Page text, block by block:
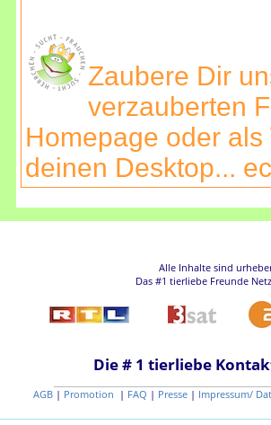
Zaubere Dir
verzauberten
Homepage oder
deinen Desktop...
Alle Inhalte sind
Das #1 tierliebe Freunde
Die # 1 tierliebe
AGB | Promotion | FAQ | Presse | Impressum/